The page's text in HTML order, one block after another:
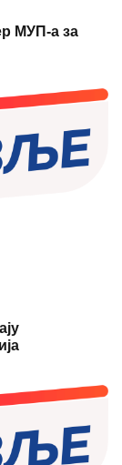
опстаје као